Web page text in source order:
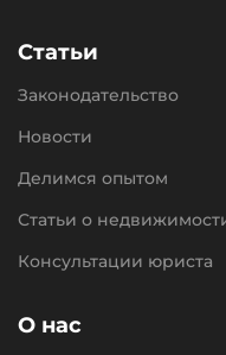
Статьи
Законодательство
Новости
Делимся опытом
Статьи о
Консультации юриста
О нас